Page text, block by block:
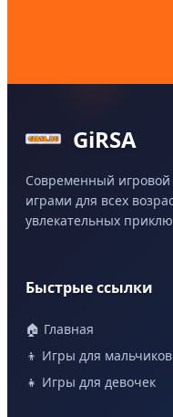
GiRSA
Современный
играми для всех
увлекательных
Быстрые ссылки
🏠 Главная
👦 Игры для мальчиков
👧 Игры для девочек